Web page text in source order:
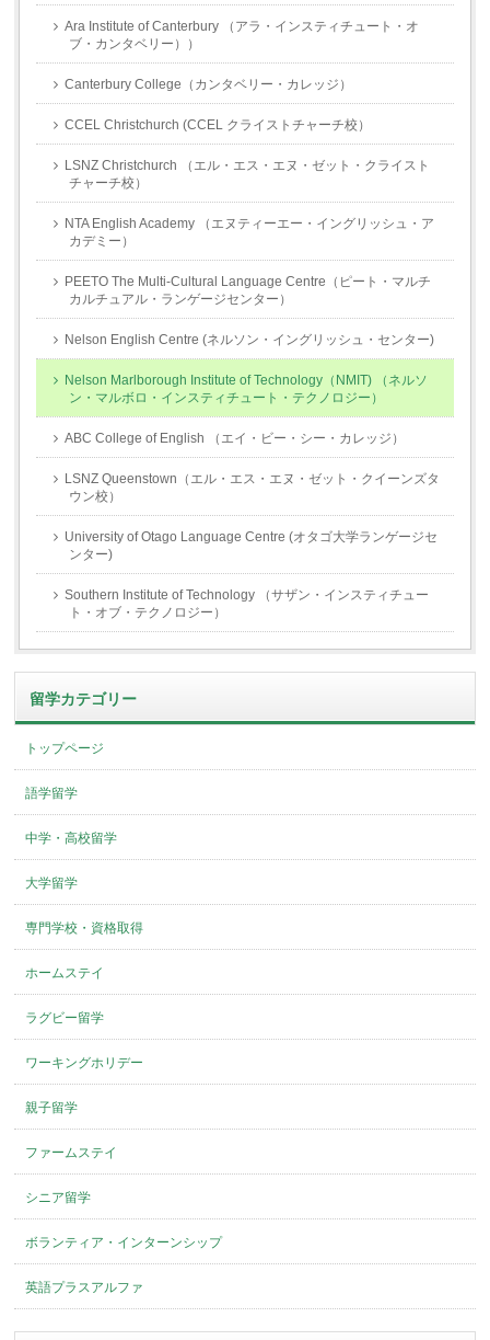
Ara Institute of Canterbury （アラ・インスティチュート・オ
ブ・カンタベリー））
Canterbury College（カンタベリー・カレッジ）
CCEL Christchurch (CCEL クライストチャーチ校）
LSNZ Christchurch （エル・エス・エヌ・ゼット・クライスト
チャーチ校）
NTA English Academy （エヌティーエー・イングリッシュ・ア
カデミー）
PEETO The Multi-Cultural Language Centre（ピート・マルチ
カルチュアル・ランゲージセンター）
Nelson English Centre (ネルソン・イングリッシュ・センター)
Nelson Marlborough Institute of Technology（NMIT) （ネルソ
ン・マルボロ・インスティチュート・テクノロジー）
ABC College of English （エイ・ビー・シー・カレッジ）
LSNZ Queenstown（エル・エス・エヌ・ゼット・クイーンズタ
ウン校）
University of Otago Language Centre (オタゴ大学ランゲージセ
ンター)
Southern Institute of Technology （サザン・インスティチュー
ト・オブ・テクノロジー）
留学カテゴリー
トップページ
語学留学
中学・高校留学
大学留学
専門学校・資格取得
ホームステイ
ラグビー留学
ワーキングホリデー
親子留学
ファームステイ
シニア留学
ボランティア・インターンシップ
英語プラスアルファ